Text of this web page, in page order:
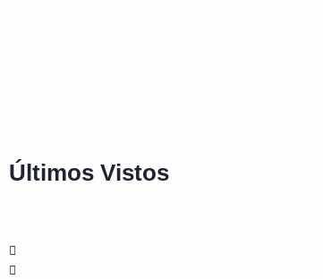
Últimos Vistos